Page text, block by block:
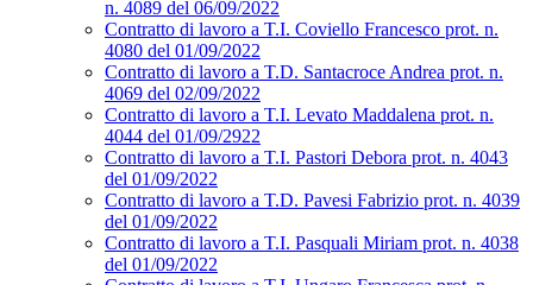
n. 4089 del 06/09/2022
Contratto di lavoro a T.I. Coviello Francesco prot. n.
4080 del 01/09/2022
Contratto di lavoro a T.D. Santacroce Andrea prot. n.
4069 del 02/09/2022
Contratto di lavoro a T.I. Levato Maddalena prot. n.
4044 del 01/09/2922
Contratto di lavoro a T.I. Pastori Debora prot. n. 4043
del 01/09/2022
Contratto di lavoro a T.D. Pavesi Fabrizio prot. n. 4039
del 01/09/2022
Contratto di lavoro a T.I. Pasquali Miriam prot. n. 4038
del 01/09/2022